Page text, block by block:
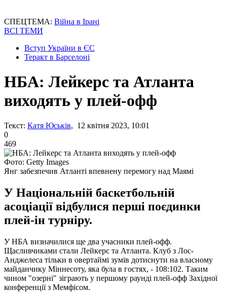
СПЕЦТЕМА: Війна в Ірані
ВСІ ТЕМИ
Вступ України в ЄС
Теракт в Барселоні
НБА: Лейкерс та Атланта
виходять у плей-офф
Текст: Катя Юськів, 12 квітня 2023, 10:01
0
469
Фото: Getty Images
Янг забезпечив Атланті впевнену перемогу над Маямі
У Національній баскетбольній
асоціації відбулися перші поєдинки
плей-ін турніру.
У НБА визначилися ще два учасники плей-офф.
Щасливчиками стали Лейкерс та Атланта. Клуб з Лос-
Анджелеса тільки в овертаймі зумів дотиснути на власному
майданчику Міннесоту, яка була в гостях, - 108:102. Таким
чином "озерні" зіграють у першому раунді плей-офф Західної
конференції з Мемфісом.